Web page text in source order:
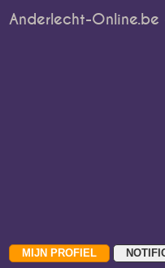
Anderlecht-Online.be